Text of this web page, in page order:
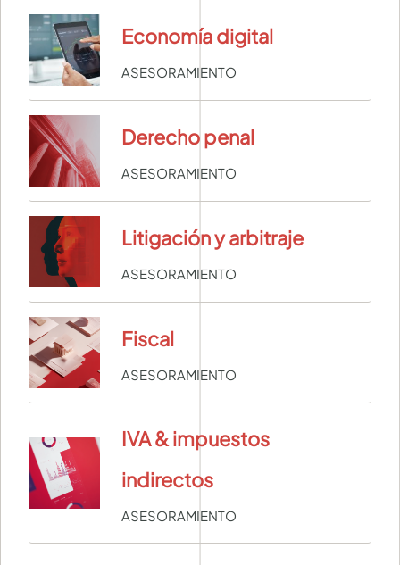
Economía digital
ASESORAMIENTO
Derecho penal
ASESORAMIENTO
Litigación y arbitraje
ASESORAMIENTO
Fiscal
ASESORAMIENTO
IVA & impuestos
indirectos
ASESORAMIENTO